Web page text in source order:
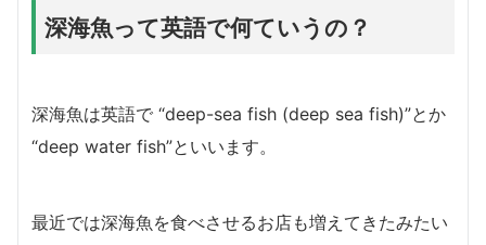
深海魚って英語で何ていうの？
深海魚は英語で “deep-sea fish (deep sea fish)”とか
“deep water fish”といいます。
最近では深海魚を食べさせるお店も増えてきたみたい